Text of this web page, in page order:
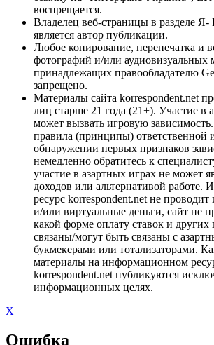
воспрещается.
Владелец веб-страницы в разделе Я-
является автор публикации.
Любое копирование, перепечатка и
фотографий и/или аудиовизуальных
принадлежащих правообладателю
запрещено.
Материалы сайта korrespondent.net
лиц старше 21 года (21+). Участие в
может вызвать игровую
правила (принципы) ответственной
обнаружении первых признаков
немедленно обратитесь к
участие в азартных играх не может
доходов или альтернативой
ресурс korrespondent.net не
и/или виртуальные деньги, сайт не
какой форме оплату ставок и других
связаны/могут быть связаны с
букмекерами или тотализаторами.
материалы на информационном
korrespondent.net публикуются
информационных целях.
X
Ошибка